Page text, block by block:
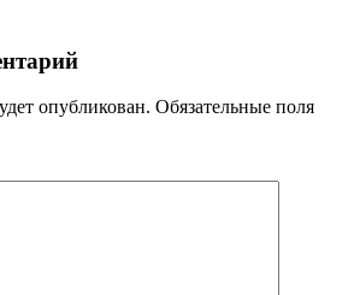
опубликован. Обязательные поля